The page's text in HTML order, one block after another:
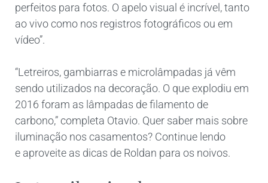
perfeitos para fotos. O apelo visual é incrível, tanto
ao vivo como nos registros fotográficos ou em
vídeo”.
“Letreiros, gambiarras e microlâmpadas já vêm
sendo utilizados na decoração. O que explodiu em
2016 foram as lâmpadas de filamento de
carbono,” completa Otavio. Quer saber mais sobre
iluminação nos casamentos? Continue lendo
e aproveite as dicas de Roldan para os noivos.